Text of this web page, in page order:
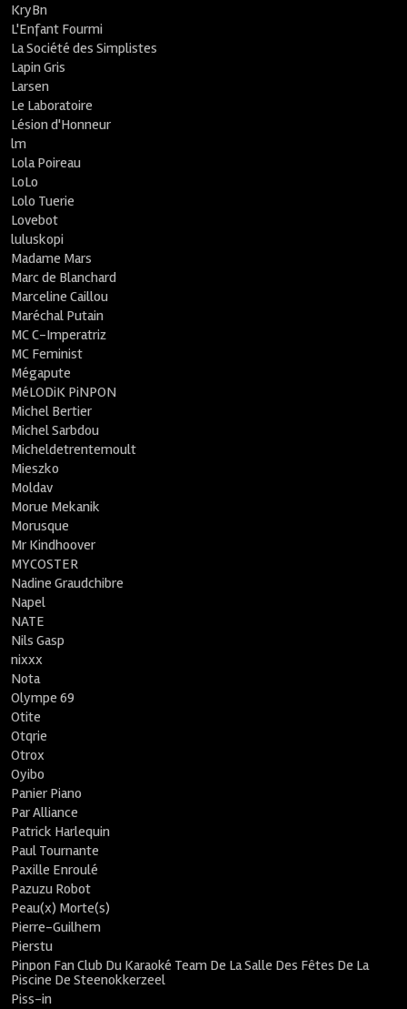
KryBn
L'Enfant Fourmi
La Société des Simplistes
Lapin Gris
Larsen
Le Laboratoire
Lésion d'Honneur
lm
Lola Poireau
LoLo
Lolo Tuerie
Lovebot
luluskopi
Madame Mars
Marc de Blanchard
Marceline Caillou
Maréchal Putain
MC C-Imperatriz
MC Feminist
Mégapute
MéLODiK PiNPON
Michel Bertier
Michel Sarbdou
Micheldetrentemoult
Mieszko
Moldav
Morue Mekanik
Morusque
Mr Kindhoover
MYCOSTER
Nadine Graudchibre
Napel
NATE
Nils Gasp
nixxx
Nota
Olympe 69
Otite
Otqrie
Otrox
Oyibo
Panier Piano
Par Alliance
Patrick Harlequin
Paul Tournante
Paxille Enroulé
Pazuzu Robot
Peau(x) Morte(s)
Pierre-Guilhem
Pierstu
Pinpon Fan Club Du Karaoké Team De La Salle Des Fêtes De La
Piscine De Steenokkerzeel
Piss-in